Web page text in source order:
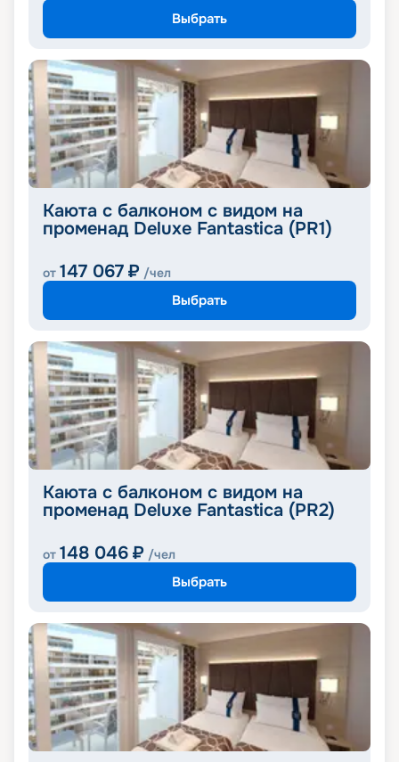
Выбрать
Каюта с балконом с видом на
променад Deluxe Fantastica (PR1)
от 147 067 ₽ /чел
Выбрать
Каюта с балконом с видом на
променад Deluxe Fantastica (PR2)
от 148 046 ₽ /чел
Выбрать